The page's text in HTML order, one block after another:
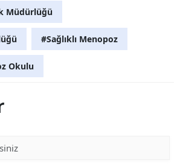
Müdürlüğü
#Sağlıklı Menopoz
Okulu